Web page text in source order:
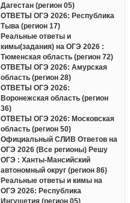
Дагестан (регион 05)
ОТВЕТЫ ОГЭ 2026: Республика
Тыва (регион 17)
Реальные ответы и
кимы(задания) на ОГЭ 2026 :
Тюменская область (регион 72)
ОТВЕТЫ ОГЭ 2026: Амурская
область (регион 28)
ОТВЕТЫ ОГЭ 2026:
Воронежская область (регион
36)
ОТВЕТЫ ОГЭ 2026: Московская
область (регион 50)
Официальный СЛИВ Ответов на
ОГЭ 2026 (Все регионы) Решу
ОГЭ : Ханты-Мансийский
автономный округ (регион 86)
Реальные ответы и кимы на
ОГЭ 2026: Республика
Ингушетия (регион 05)